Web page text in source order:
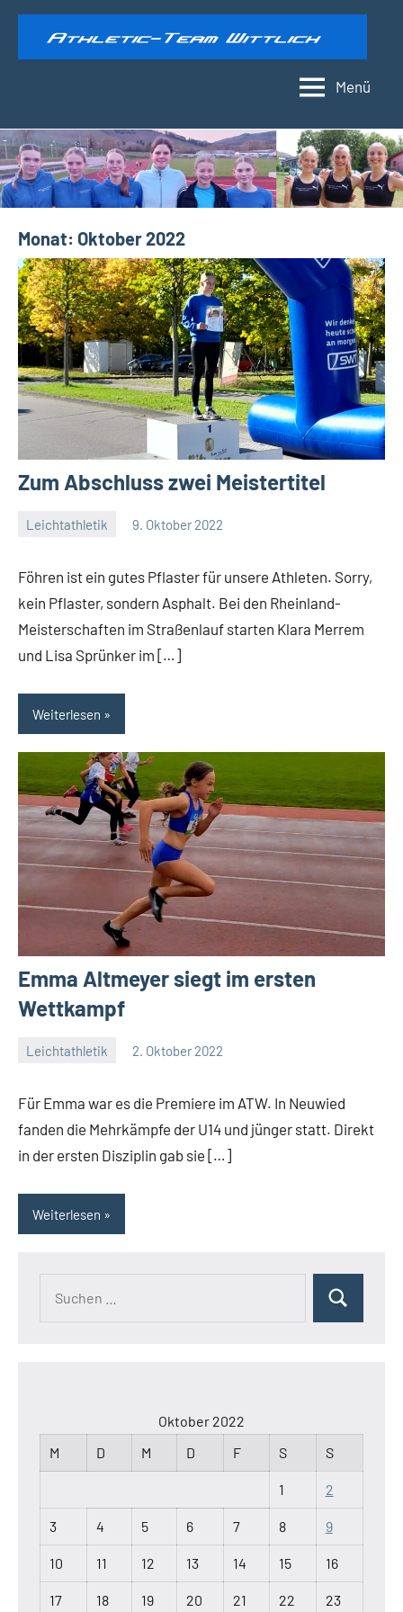
Zum
springen
Team
Wittlich
Menü
Monat: Oktober 2022
Zum Abschluss zwei Meistertitel
Leichtathletik 9. Oktober 2022
Föhren ist ein gutes Pflaster für unsere Athleten. Sorry,
kein Pflaster, sondern Asphalt. Bei den Rheinland-
Meisterschaften im Straßenlauf starten Klara Merrem
und Lisa Sprünker im […]
Weiterlesen
Emma Altmeyer siegt im ersten
Wettkampf
Leichtathletik 2. Oktober 2022
Für Emma war es die Premiere im ATW. In Neuwied
fanden die Mehrkämpfe der U14 und jünger statt. Direkt
in der ersten Disziplin gab sie […]
Weiterlesen
Oktober 2022
M
D M D F S S
1 2
3 4 5 6 7 8 9
10 11 12 13 14 15 16
17 18 19 20 21 22 23